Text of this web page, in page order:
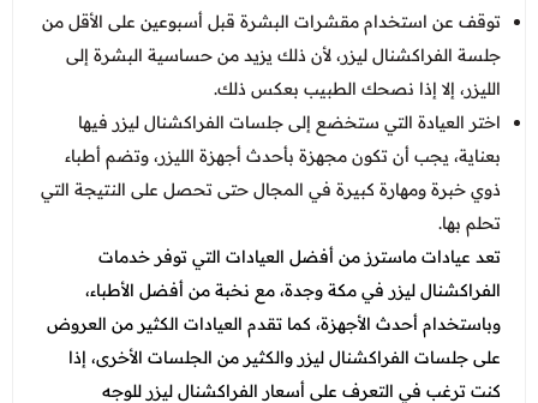
توقف عن استخدام مقشرات البشرة قبل أسبوعين على الأقل من
جلسة الفراكشنال ليزر، لأن ذلك يزيد من حساسية البشرة إلى
الليزر، إلا إذا نصحك الطبيب بعكس ذلك.
اختر العيادة التي ستخضع إلى جلسات الفراكشنال ليزر فيها
بعناية، يجب أن تكون مجهزة بأحدث أجهزة الليزر، وتضم أطباء
ذوي خبرة ومهارة كبيرة في المجال حتى تحصل على النتيجة التي
تحلم بها.
تعد عيادات ماسترز من أفضل العيادات التي توفر خدمات
الفراكشنال ليزر في مكة وجدة، مع نخبة من أفضل الأطباء،
وباستخدام أحدث الأجهزة، كما تقدم العيادات الكثير من العروض
على جلسات الفراكشنال ليزر والكثير من الجلسات الأخرى، إذا
كنت ترغب في التعرف على أسعار الفراكشنال ليزر للوجه